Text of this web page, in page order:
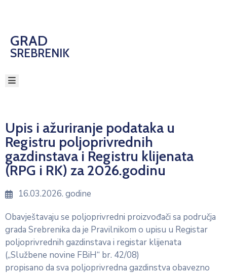
GRAD
SREBRENIK
POČETNA
GRADSKA
GRADONAČELNIK
SREBRENIKU
JAVNE
NABAVKE
E-
KONTAKT
Upis i ažuriranje podataka u
Registru poljoprivrednih
gazdinstava i Registru klijenata
(RPG i RK) za 2026.godinu
16.03.2026. godine
Obavještavaju se poljoprivredni proizvođači sa područja
grada Srebrenika da je Pravilnikom o upisu u Registar
poljoprivrednih gazdinstava i registar klijenata
(„Službene novine FBiH“ br. 42/08)
propisano da sva poljoprivredna gazdinstva obavezno